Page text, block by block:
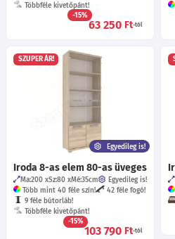
Többféle kivetőpánt!
-15%
63 250 Ft-tól
SZUPER ÁR!
Egyedileg is!
Iroda 8-as elem 80-as üveges
Ma:200 Sz:80 Mé:35cm
Egyedileg is!
Több mint 40 féle szín!
42 féle fogó!
9 féle bútorláb!
Többféle kivetőpánt!
-15%
103 790 Ft-tól